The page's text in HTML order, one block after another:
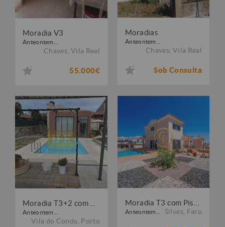
Moradia V3
Anteontem...
Chaves Vila Real
55.000€
Moradias
Anteontem...
Chaves Vila Real
Sob Consulta
Anteontem...
Vila do Conde Porto
Anteontem... Silves Faro